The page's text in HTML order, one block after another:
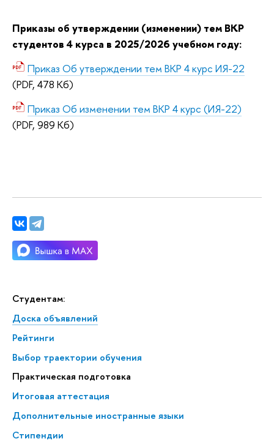
Студентам:
Доска объявлений
Рейтинги
Выбор траектории обучения
Практическая подготовка
Итоговая аттестация
Дополнительные иностранные языки
Стипендии
Приказы об утверждении (изменении) тем ВКР
студентов 4 курса в 2025/2026 учебном году:
Приказ Об утверждении тем ВКР 4 курс ИЯ-22
(PDF, 478 Кб)
Приказ Об изменении тем ВКР 4 курс (ИЯ-22)
(PDF, 989 Кб)